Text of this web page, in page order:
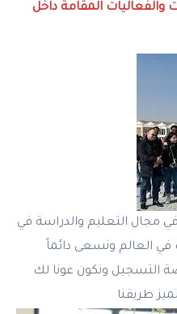
المقامة داخل
في مجال التعليم والدراسة في
العالم ونسعى دائماً
التسجيل ونكون عونا لك
طريقنا